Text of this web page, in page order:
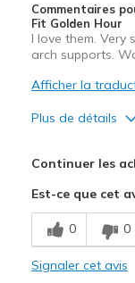
Commentaires
Fit Golden Hour
I love them. Very
arch supports.
Afficher la
Plus de détails
Breathe Well
Comfortable
Continuer les
Est-ce que cet
0 0
Signaler cet avis